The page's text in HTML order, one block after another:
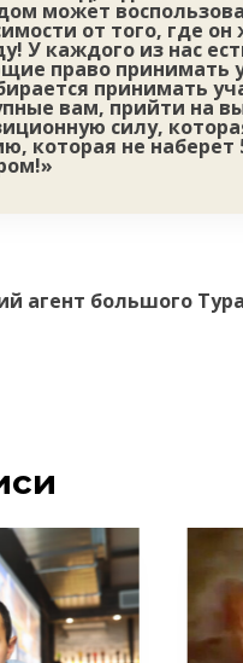
может
от того, где
У каждого из нас
право принимать
принимать
вам, прийти на
силу,
которая не наберет
агент большого